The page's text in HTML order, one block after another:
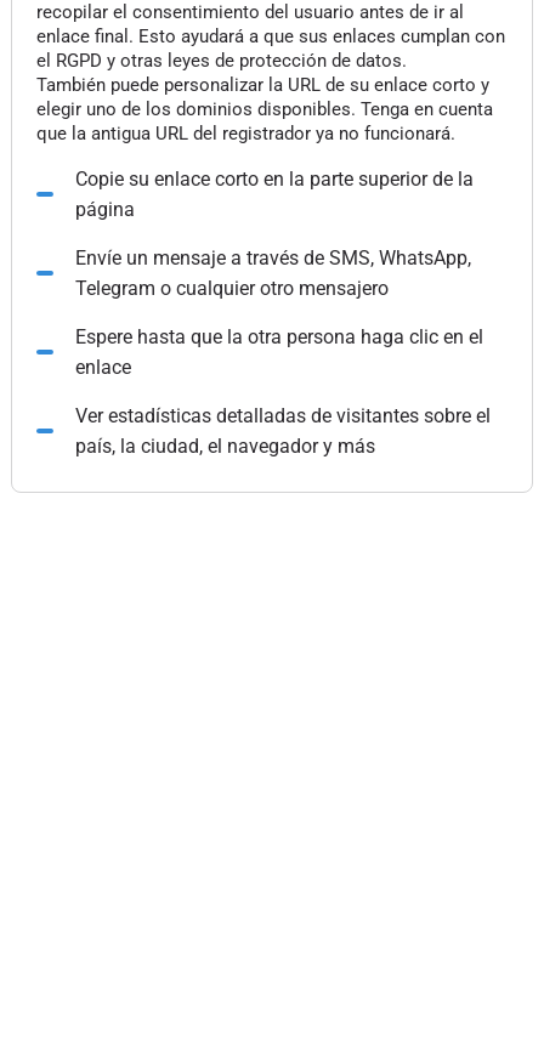
recopilar el consentimiento del usuario antes de ir al
enlace final. Esto ayudará a que sus enlaces cumplan con
el RGPD y otras leyes de protección de datos.
También puede personalizar la URL de su enlace corto y
elegir uno de los dominios disponibles. Tenga en cuenta
que la antigua URL del registrador ya no funcionará.
Copie su enlace corto en la parte superior de la
página
Envíe un mensaje a través de SMS, WhatsApp,
Telegram o cualquier otro mensajero
Espere hasta que la otra persona haga clic en el
enlace
Ver estadísticas detalladas de visitantes sobre el
país, la ciudad, el navegador y más